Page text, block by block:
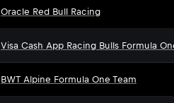
Oracle Red Bull Racing
Visa Cash App Racing Bulls Formula
BWT Alpine Formula One Team